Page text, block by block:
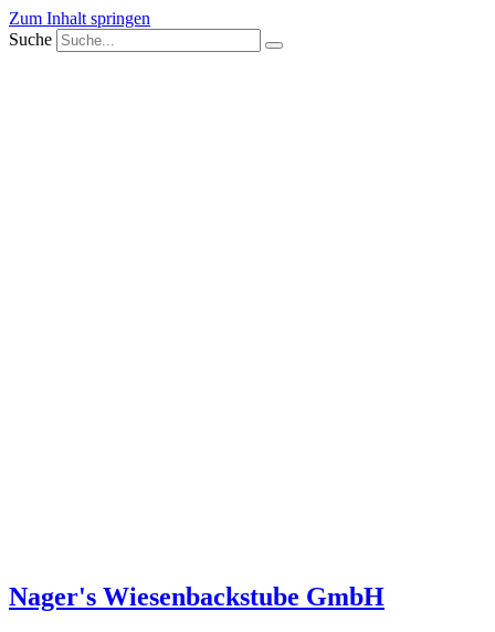
Zum Inhalt springen
Suche
Nager's Wiesenbackstube GmbH